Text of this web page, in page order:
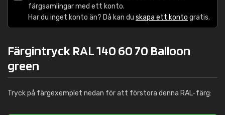
färgsamlingar med ett konto.
Har du inget konto än? Då kan du skapa ett konto gratis.
Färgintryck RAL 140 60 70 Balloon
green
Tryck på färgexemplet nedan för att förstora denna RAL-färg: